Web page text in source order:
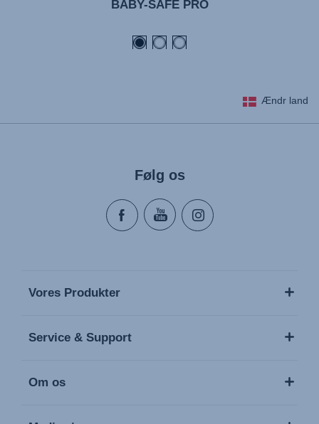
BABY-SAFE PRO
Ændr land
Følg os
Vores Produkter
Service & Support
Om os